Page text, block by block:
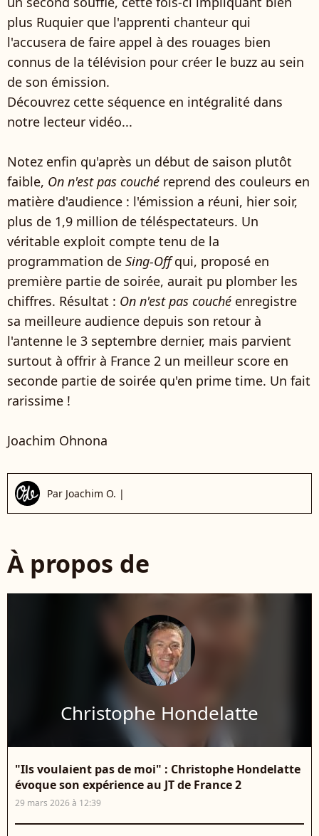
plus Ruquier que l'apprenti chanteur qui
l'accusera de faire appel à des rouages bien
connus de la télévision pour créer le buzz au sein
de son émission.
Découvrez cette séquence en intégralité dans
notre lecteur vidéo...
Notez enfin qu'après un début de saison plutôt
faible, On n'est pas couché reprend des couleurs en
matière d'audience : l'émission a réuni, hier soir,
plus de 1,9 million de téléspectateurs. Un
véritable exploit compte tenu de la
programmation de Sing-Offqui, proposé en
première partie de soirée, aurait pu plomber les
chiffres. Résultat : On n'est pas couché enregistre
sa meilleure audience depuis son retour à
l'antenne le 3 septembre dernier, mais parvient
surtout à offrir à France 2 un meilleur score en
seconde partie de soirée qu'en prime time. Un fait
rarissime !
Joachim Ohnona
Par Joachim O. |
À propos de
Christophe Hondelatte
"Ils voulaient pas de moi" : Christophe Hondelatte
évoque son expérience au JT de France 2
29 mars 2026 à 12:39